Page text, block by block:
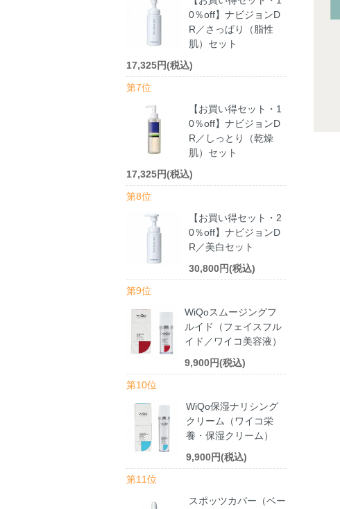
0％off】ナビジョンD
R／さっぱり（脂性
肌）セット
17,325円(税込)
第7位
【お買い得セット・1
0％off】ナビジョンD
R／しっとり（乾燥
肌）セット
17,325円(税込)
第8位
【お買い得セット・2
0％off】ナビジョンD
R／美白セット
30,800円(税込)
第9位
WiQoスムージングフ
ルイド（フェイスフル
イド／ワイコ美容液）
9,900円(税込)
第10位
WiQo保湿ナリシング
クリーム（ワイコ栄
養・保湿クリーム）
9,900円(税込)
第11位
スポッツカバー（ベー